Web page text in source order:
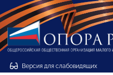
Версия для слабовидящих